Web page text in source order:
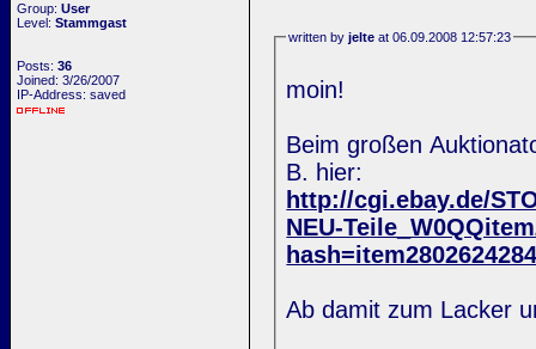
Group: User
Level: Stammgast
Posts: 36
Joined: 3/26/2007
IP-Address: saved
written byjelte at 06.09.2008 12:57:23
moin!
Beim großen
B. hier:
http://cgi.ebay.de/
NEU-
Ab damit zum Lacker